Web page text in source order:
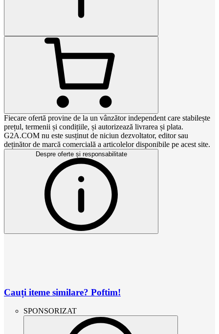
Fiecare ofertă provine de la un vânzător independent care stabilește
prețul, termenii și condițiile, și autorizează livrarea și plata.
G2A.COM nu este susținut de niciun dezvoltator, editor sau
deținător de marcă comercială a articolelor disponibile pe acest site.
Despre oferte și responsabilitate
Cauți iteme similare? Poftim!
SPONSORIZAT